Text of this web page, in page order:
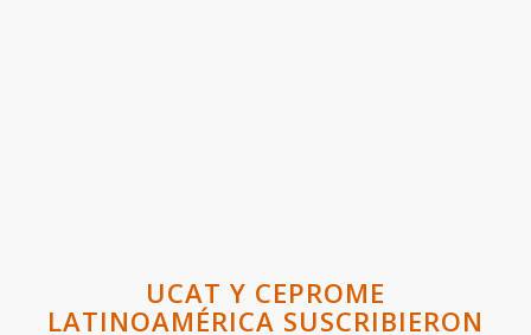
UCAT Y CEPROME
LATINOAMÉRICA SUSCRIBIERON